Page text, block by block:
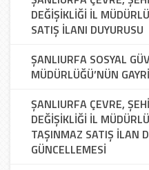
DEĞİŞİKLİĞİ İL
SATIŞ İLANI DUYURUSU
ŞANLIURFA SOSYAL
MÜDÜRLÜĞÜ’NÜN
ŞANLIURFA ÇEVRE,
DEĞİŞİKLİĞİ İL
TAŞINMAZ SATIŞ İLAN
GÜNCELLEMESİ